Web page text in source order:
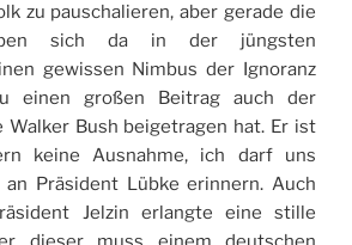
zu pauschalieren, aber gerade die
sich da in der jüngsten
gewissen Nimbus der Ignoranz
einen großen Beitrag auch der
Walker Bush beigetragen hat. Er ist
keine Ausnahme, ich darf uns
Präsident Lübke erinnern. Auch
Jelzin erlangte eine stille